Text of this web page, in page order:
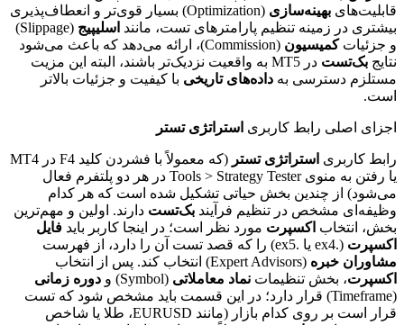
قابلیت‌های بهینه‌سازی
(Optimization) بسیار قوی‌تر و انعطاف‌پذیری
بیشتری در زمینه تنظیم پارامترهای تست، مانند اسلیپیج
(Slippage)
و جزئیاتکمیسیون
(Commission)، ارائه می‌دهد که باعث می‌شود
نتایج بک‌تست
در MT5 به واقعیت نزدیک‌تر باشند، البته این مزیت
مستلزم دسترسی به داده‌های تاریخی با کیفیت و جزئیات بالاتر
است.
اجزای اصلی رابط کاربری استراتژی تستر
رابط کاربری استراتژی تستر
(که معمولاً با فشردن کلید F4 در MT4
یا رفتن به منوی Tools > Strategy Tester در هر دو پلتفرم فعال
می‌شود) از چندین بخش حیاتی تشکیل شده است که هر کدام
وظیفه‌ای مشخص در تنظیم فرآیند بک‌تست دارند. اولین و مهم‌ترین
بخش، انتخاب اکسپرت مورد نظر است؛ در اینجا کاربر باید فایل
اکسپرت (.ex4 یا .ex5) را که قصد تست آن را دارد، از فهرست
مشاوران خبره (Expert Advisors) انتخاب کند. پس از انتخاب
اکسپرت، بخش تنظیمات نماد معاملاتی (Symbol) و
دوره زمانی
(Timeframe) قرار دارد؛ در این قسمت باید مشخص شود که تست
قرار است بر روی کدام بازار (مانند EURUSD، طلا یا شاخص